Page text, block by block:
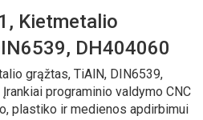
Kietmetalio
DH404060
grąžtas, TiAlN, DIN6539,
programinio valdymo CNC
plastiko ir medienos apdirbimui